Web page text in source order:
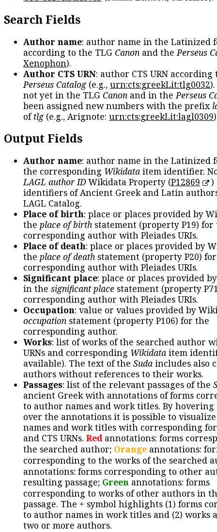
Search Fields
Author name: author name in the Latinized
according to the TLG Canon and thePerseus
Xenophon).
Author CTS URN: author CTS URN according
Perseus Catalog(e.g., urn:cts:greekLit:tlg0032
not yet in the TLG Canon and in thePerseus
been assigned new numbers with the prefix
oftlg(e.g., Arignote: urn:cts:greekLit:lagl0309
Output Fields
Author name: author name in the Latinized
the corresponding Wikidata item identifier.
LAGL author IDWikidata Property (P12869
)
identifiers of Ancient Greek and Latin
LAGL Catalog.
Place of birth: place or places provided by
the place of birth statement (property P19) for
corresponding author with Pleiades URIs.
Place of death: place or places provided by
the place of death statement (property P20)
corresponding author with Pleiades URIs.
Significant place: place or places provided
in the significant place statement (property
corresponding author with Pleiades URIs.
Occupation: value or values provided by
occupation statement (property P106) for the
corresponding author.
Works: list of works of the searched author
URNs and corresponding Wikidata item
available). The text of the Suda includes also
authors without references to their works.
Passages: list of the relevant passages of the
ancient Greek with annotations of forms
to author names and work titles. By hovering
over the annotations it is possible to
names and work titles with corresponding
and CTS URNs. Redannotations: forms
the searched author; Orange annotations:
corresponding to the works of the searched
annotations: forms corresponding to other
resulting passage; Green annotations: forms
corresponding to works of other authors in
passage. The + symbol highlights (1) forms
to author names in work titles and (2) works
two or more authors.